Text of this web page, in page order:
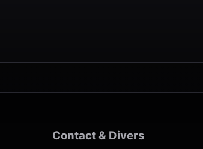
Contact & Divers